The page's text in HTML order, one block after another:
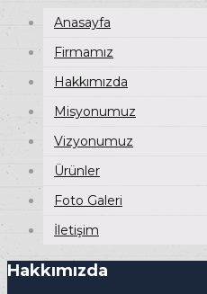
Anasayfa
Firmamız
Hakkımızda
Misyonumuz
Vizyonumuz
Ürünler
Foto Galeri
İletişim
Hakkımızda